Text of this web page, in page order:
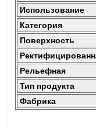
Использование
Категория
Поверхность
Рельефная
Тип продукта
Фабрика